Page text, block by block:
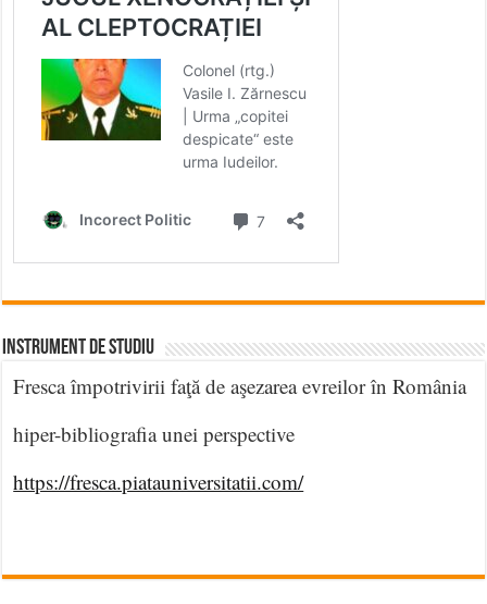
INSTRUMENT DE STUDIU
Fresca împotrivirii faţă de aşezarea evreilor în România
hiper-bibliografia unei perspective
https://fresca.piatauniversitatii.com/